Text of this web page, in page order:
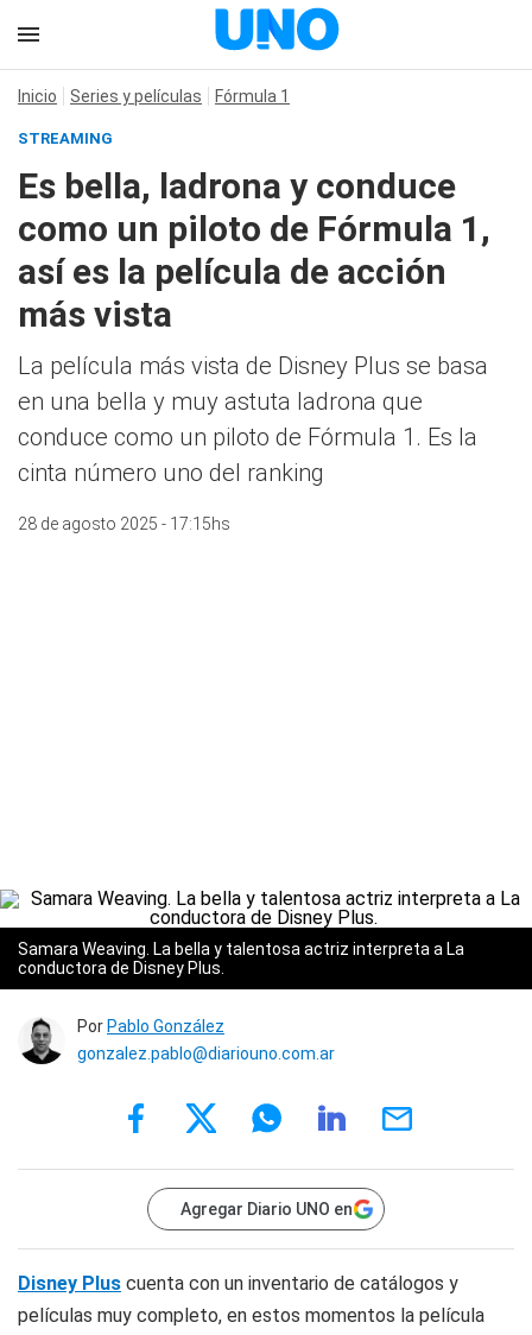
Inicio Series y películas Fórmula 1
STREAMING
Es bella, ladrona y conduce
como un piloto de Fórmula 1,
así es la película de acción
más vista
La película más vista de Disney Plus se basa
en una bella y muy astuta ladrona que
conduce como un piloto de Fórmula 1. Es la
cinta número uno del ranking
28 de agosto 2025 - 17:15hs
Samara Weaving. La bella y talentosa actriz interpreta a La
conductora de Disney Plus.
Por Pablo González
gonzalez.pablo@diariouno.com.ar
Agregar Diario UNO en
Disney Plus cuenta con un inventario de catálogos y
películas muy completo, en estos momentos la película